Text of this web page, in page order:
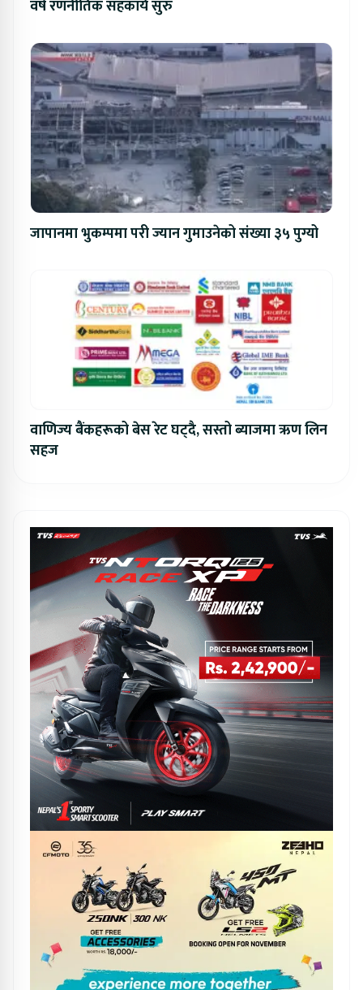
वर्षे रणनीतिक सहकार्य सुरु
जापानमा भुकम्पमा परी ज्यान गुमाउनेको संख्या ३५ पुग्यो
वाणिज्य बैंकहरूको बेस रेट घट्दै, सस्तो ब्याजमा ऋण लिन
सहज